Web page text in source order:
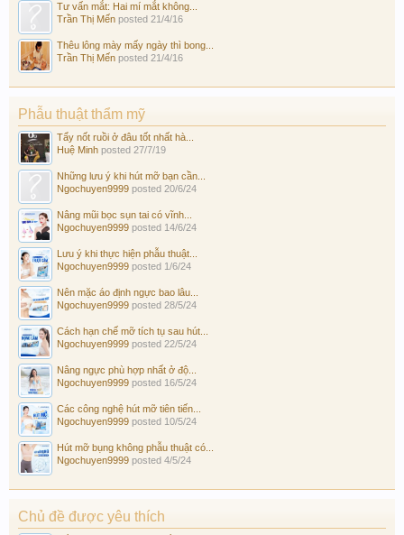
Tư vấn mắt: Hai mí mắt không...
Trần Thị Mến posted 21/4/16
Thêu lông mày mấy ngày thì bong...
Trần Thị Mến posted 21/4/16
Phẫu thuật thẩm mỹ
Tẩy nốt ruồi ở đâu tốt nhất hà...
Huệ Minh posted 27/7/19
Những lưu ý khi hút mỡ bạn cần...
Ngochuyen9999 posted 20/6/24
Nâng mũi bọc sụn tai có vĩnh...
Ngochuyen9999 posted 14/6/24
Lưu ý khi thực hiện phẫu thuật...
Ngochuyen9999 posted 1/6/24
Nên mặc áo định ngực bao lâu...
Ngochuyen9999 posted 28/5/24
Cách hạn chế mỡ tích tụ sau hút...
Ngochuyen9999 posted 22/5/24
Nâng ngực phù hợp nhất ở độ...
Ngochuyen9999 posted 16/5/24
Các công nghệ hút mỡ tiên tiến...
Ngochuyen9999 posted 10/5/24
Hút mỡ bụng không phẫu thuật có...
Ngochuyen9999 posted 4/5/24
Chủ đề được yêu thích